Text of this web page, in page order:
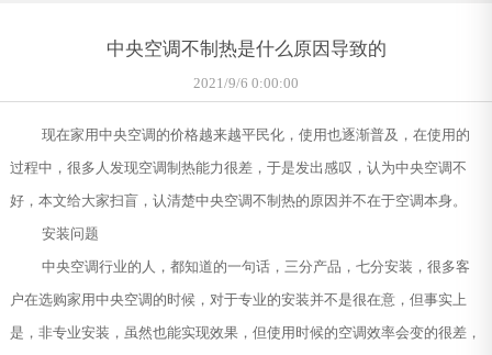
中央空调不制热是什么原因导致的
2021/9/6 0:00:00
现在家用中央空调的价格越来越平民化，使用也逐渐普及，在使用的
过程中，很多人发现空调制热能力很差，于是发出感叹，认为中央空调不
好，本文给大家扫盲，认清楚中央空调不制热的原因并不在于空调本身。
安装问题
中央空调行业的人，都知道的一句话，三分产品，七分安装，很多客
户在选购家用中央空调的时候，对于专业的安装并不是很在意，但事实上
是，非专业安装，虽然也能实现效果，但使用时候的空调效率会变的很差，